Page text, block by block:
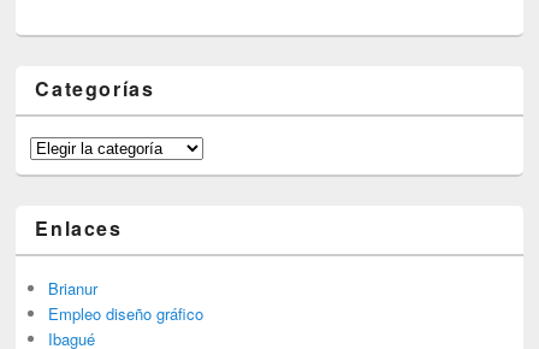
Categorías
Categorías
Enlaces
Brianur
Empleo diseño gráfico
Ibagué